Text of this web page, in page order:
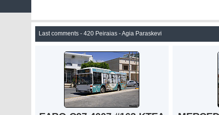
Last comments - 420 Peiraias - Agia Paraskevi